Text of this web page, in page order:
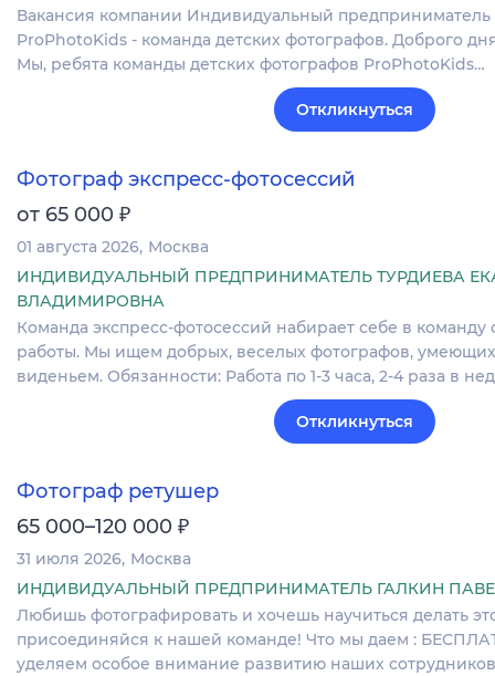
Вакансия компании Индивидуальный
ProPhotoKids - команда детских фотографов. Доброго
Мы, ребята команды детских фотографов ProPhotoKids…
Откликнуться
Фотограф экспресс-фотосессий
от 65 000 ₽
01 августа 2026 Москва
ИНДИВИДУАЛЬНЫЙ ПРЕДПРИНИМАТЕЛЬ ТУРДИЕВА
ВЛАДИМИРОВНА
Команда экспресс-фотосессий набирает себе в команду
работы. Мы ищем добрых, веселых фотографов, умеющих
виденьем. Обязанности: Работа по 1-3 часа, 2-4 раза в
Откликнуться
Фотограф ретушер
65 000–120 000 ₽
31 июля 2026 Москва
ИНДИВИДУАЛЬНЫЙ ПРЕДПРИНИМАТЕЛЬ ГАЛКИН
Любишь фотографировать и хочешь научиться делать
присоединяйся к нашей команде! Что мы даем :
уделяем особое внимание развитию наших